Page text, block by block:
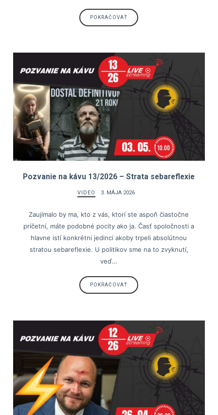
POKRAČOVAŤ
Pozvanie na kávu 13/2026 – Strata sebareflexie
VIDEO 3. MÁJA 2026
Zaujímalo by ma, kto z vás, ktorí ste aspoň čiastočne
príčetní, máte podobné pocity ako ja. Časť spoločnosti a
hlavne istí konkrétni jedinci akoby trpeli absolútnou
stratou sebareflexie. U politikov sme na to zvyknutí,
veď…
POKRAČOVAŤ